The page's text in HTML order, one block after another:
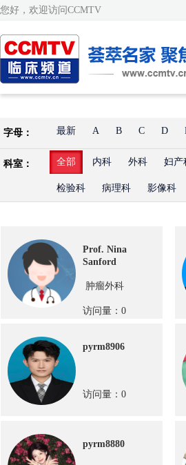
您好，欢迎访问CCMTV
字母： 最新 A B C D
科室： 全部 内科 外科 妇产
检验科 病理科 影像科
Prof. Nina
Sanford
肿瘤外科
访问量：0
pyrm8906
访问量：0
pyrm8880